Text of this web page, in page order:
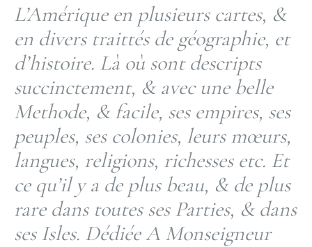
L’Amérique en plusieurs cartes, &
en divers traittés de géographie, et
d’histoire. Là où sont descripts
succinctement, & avec une belle
Methode, & facile, ses empires, ses
peuples, ses colonies, leurs mœurs,
langues, religions, richesses etc. Et
ce qu’il y a de plus beau, & de plus
rare dans toutes ses Parties, & dans
ses Isles. Dédiée A Monseigneur